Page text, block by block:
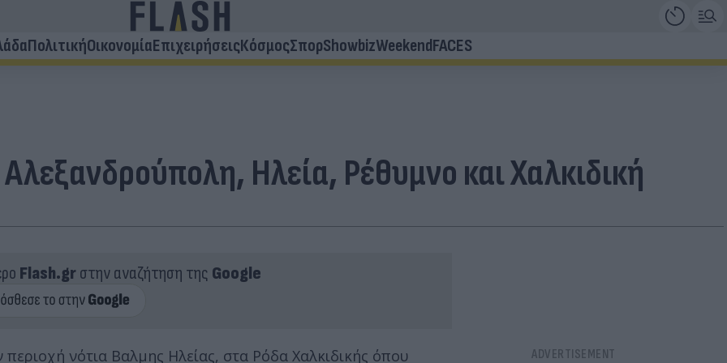
ΠολιτικήΟικονομίαΕπιχειρήσειςΚόσμοςΣπορShowbizWeekendFACES
Ηλεία, Ρέθυμνο και Χαλκιδική
Flash.grστην αναζήτηση της Google
νότια Βαλμης Ηλείας, στα Ρόδα Χαλκιδικής όπου